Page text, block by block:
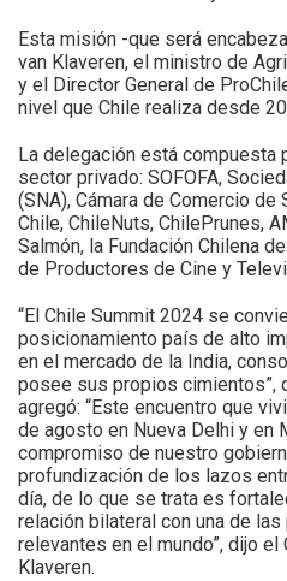
Esta misión -que será
van Klaveren, el ministro de
y el Director General de
nivel que Chile realiza desde
La delegación está compuesta
sector privado: SOFOFA,
(SNA), Cámara de Comercio de
Chile, ChileNuts, ChilePrunes,
Salmón, la Fundación Chilena
de Productores de Cine y
“El Chile Summit 2024 se
posicionamiento país de alto
en el mercado de la India,
posee sus propios cimientos”,
agregó: “Este encuentro que
de agosto en Nueva Delhi y en
compromiso de nuestro
profundización de los lazos
día, de lo que se trata es
relación bilateral con una de
relevantes en el mundo”, dijo el
Klaveren.